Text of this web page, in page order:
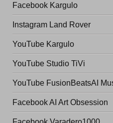
Facebook Kargulo
Instagram Land Rover
YouTube Kargulo
YouTube Studio TiVi
YouTube FusionBeatsAI
Facebook AI Art Obsession